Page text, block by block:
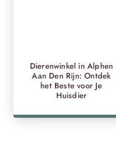
Dierenwinkel in Alphen
Aan Den Rijn: Ontdek
het Beste voor Je
Huisdier